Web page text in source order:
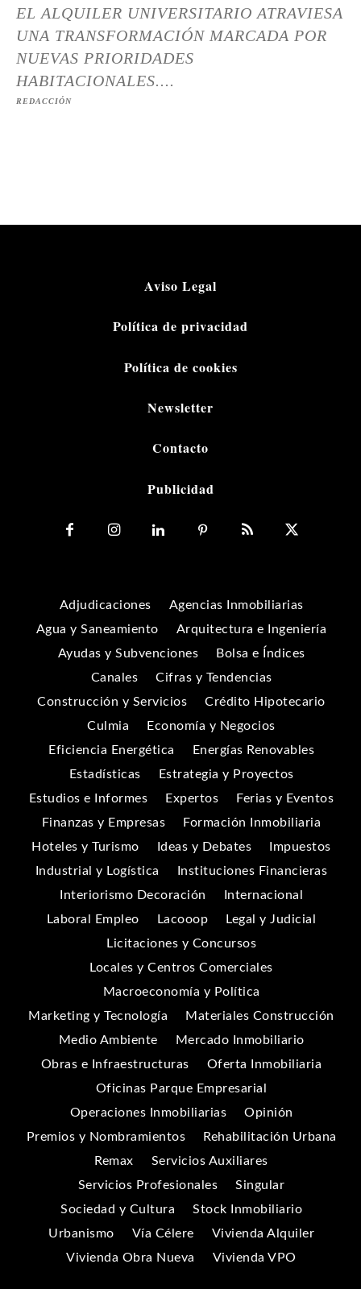
EL ALQUILER UNIVERSITARIO ATRAVIESA
UNA TRANSFORMACIÓN MARCADA POR
NUEVAS PRIORIDADES
HABITACIONALES....
REDACCIÓN
Aviso Legal
Política de privacidad
Política de cookies
Newsletter
Contacto
Publicidad
Adjudicaciones
Agencias Inmobiliarias
Agua y Saneamiento
Arquitectura e Ingeniería
Ayudas y Subvenciones
Bolsa e Índices
Canales
Cifras y Tendencias
Construcción y Servicios
Crédito Hipotecario
Culmia
Economía y Negocios
Eficiencia Energética
Energías Renovables
Estadísticas
Estrategia y Proyectos
Estudios e Informes
Expertos
Ferias y Eventos
Finanzas y Empresas
Formación Inmobiliaria
Hoteles y Turismo
Ideas y Debates
Impuestos
Industrial y Logística
Instituciones Financieras
Interiorismo Decoración
Internacional
Laboral Empleo
Lacooop
Legal y Judicial
Licitaciones y Concursos
Locales y Centros Comerciales
Macroeconomía y Política
Marketing y Tecnología
Materiales Construcción
Medio Ambiente
Mercado Inmobiliario
Obras e Infraestructuras
Oferta Inmobiliaria
Oficinas Parque Empresarial
Operaciones Inmobiliarias
Opinión
Premios y Nombramientos
Rehabilitación Urbana
Remax
Servicios Auxiliares
Servicios Profesionales
Singular
Sociedad y Cultura
Stock Inmobiliario
Urbanismo
Vía Célere
Vivienda Alquiler
Vivienda Obra Nueva
Vivienda VPO